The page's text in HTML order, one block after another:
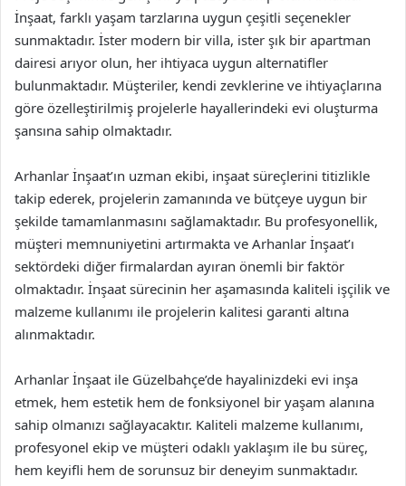
İnşaat, farklı yaşam tarzlarına uygun çeşitli seçenekler
sunmaktadır. İster modern bir villa, ister şık bir apartman
dairesi arıyor olun, her ihtiyaca uygun alternatifler
bulunmaktadır. Müşteriler, kendi zevklerine ve ihtiyaçlarına
göre özelleştirilmiş projelerle hayallerindeki evi oluşturma
şansına sahip olmaktadır.
Arhanlar İnşaat’ın uzman ekibi, inşaat süreçlerini titizlikle
takip ederek, projelerin zamanında ve bütçeye uygun bir
şekilde tamamlanmasını sağlamaktadır. Bu profesyonellik,
müşteri memnuniyetini artırmakta ve Arhanlar İnşaat’ı
sektördeki diğer firmalardan ayıran önemli bir faktör
olmaktadır. İnşaat sürecinin her aşamasında kaliteli işçilik ve
malzeme kullanımı ile projelerin kalitesi garanti altına
alınmaktadır.
Arhanlar İnşaat ile Güzelbahçe’de hayalinizdeki evi inşa
etmek, hem estetik hem de fonksiyonel bir yaşam alanına
sahip olmanızı sağlayacaktır. Kaliteli malzeme kullanımı,
profesyonel ekip ve müşteri odaklı yaklaşım ile bu süreç,
hem keyifli hem de sorunsuz bir deneyim sunmaktadır.